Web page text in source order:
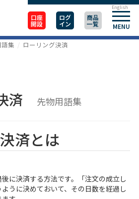
口座
開設
ログ
イン
商品
一覧 MENU
English
集 ローリング決済
済 先物用語集
済とは
に決済する方法です。「注文の成立し
うに決めておいて、その日数を経過し